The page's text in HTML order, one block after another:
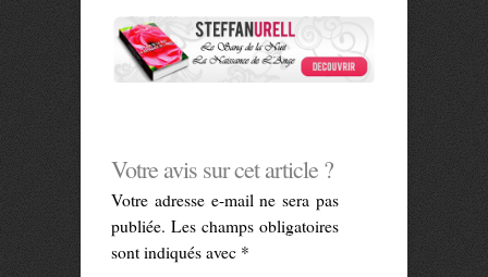
Votre avis sur cet article ?
Votre adresse e-mail ne sera pas
publiée. Les champs obligatoires
sont indiqués avec *